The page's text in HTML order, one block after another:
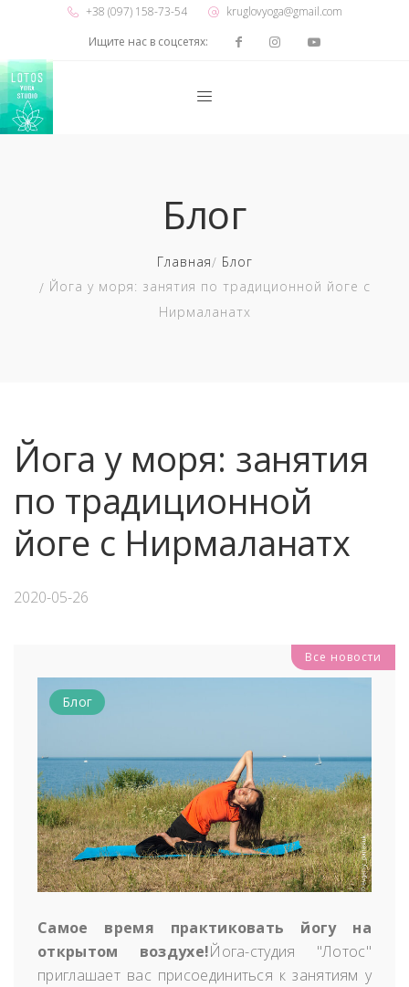
+38 (097) 158-73-54
kruglovyoga@gmail.com
Ищите нас в соцсетях:
Блог
Главная
Блог
Йога у моря: занятия по традиционной йоге с
Нирмаланатх
Йога у моря: занятия
по традиционной
йоге с Нирмаланатх
2020-05-26
Все новости
Блог
Самое время практиковать йогу на
открытом воздухе!Йога-студия "Лотос"
приглашает вас присоединиться к занятиям у